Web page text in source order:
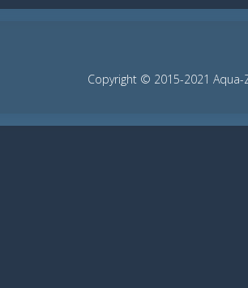
Copyright © 2015-2021